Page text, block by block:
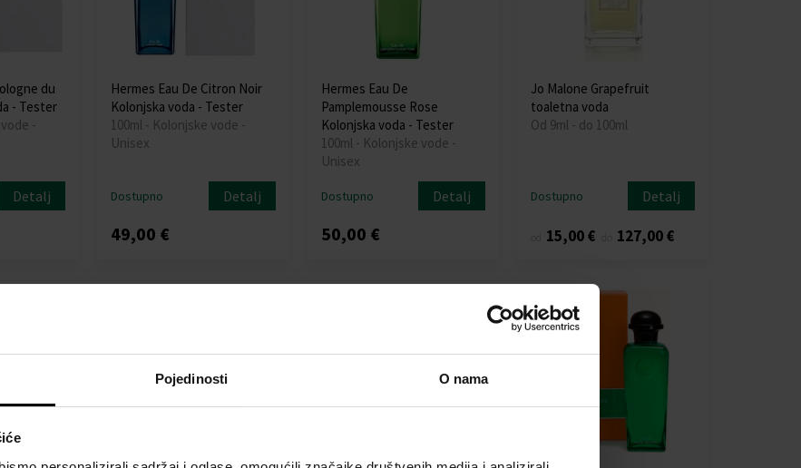
Pojedinosti O nama
du
- Tester
-
Detalj
Hermes Eau De Citron Noir
Kolonjska voda - Tester
100ml - Kolonjske vode -
Unisex
Dostupno Detalj
49,00 €
Hermes Eau De
Pamplemousse Rose
Kolonjska voda - Tester
100ml - Kolonjske vode -
Unisex
Dostupno Detalj
50,00 €
Jo Malone Grapefruit
toaletna voda
Od 9ml - do 100ml
Dostupno Detalj
15,00 € 127,00 €